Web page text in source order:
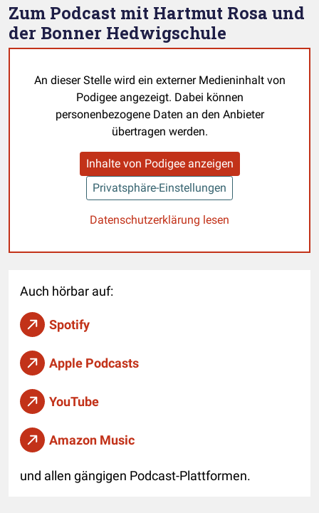
Zum Podcast mit Hartmut Rosa und
der Bonner Hedwigschule
An dieser Stelle wird ein externer Medieninhalt von
Podigee angezeigt. Dabei können
personenbezogene Daten an den Anbieter
übertragen werden.
Inhalte von Podigee anzeigen
Privatsphäre-Einstellungen
Datenschutzerklärung lesen
Auch hörbar auf:
Spotify
Apple Podcasts
YouTube
Amazon Music
und allen gängigen Podcast-Plattformen.